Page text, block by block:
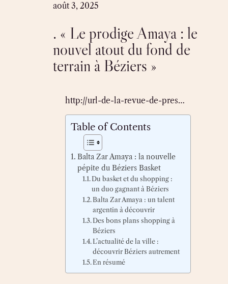
août 3, 2025
. « Le prodige Amaya : le
nouvel atout du fond de
terrain à Béziers »
http://url-de-la-revue-de-pres…
Table of Contents
Balta Zar Amaya : la nouvelle
pépite du Béziers Basket
Du basket et du shopping :
un duo gagnant à Béziers
Balta Zar Amaya : un talent
argentin à découvrir
Des bons plans shopping à
Béziers
L’actualité de la ville :
découvrir Béziers autrement
En résumé